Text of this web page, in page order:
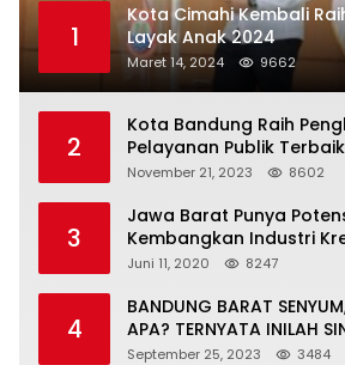
1
Kota Cimahi Kembali
Layak Anak 2024
Maret 14, 2024 9662
2
Kota Bandung Raih
Pelayanan Publik
November 21, 2023 8602
3
Jawa Barat Punya
Kembangkan Industri
Normal Baru
Juni 11, 2020 8247
4
BANDUNG BARAT
APA? TERNYATA INILAH
MAKNANYA
September 25, 2023 3484